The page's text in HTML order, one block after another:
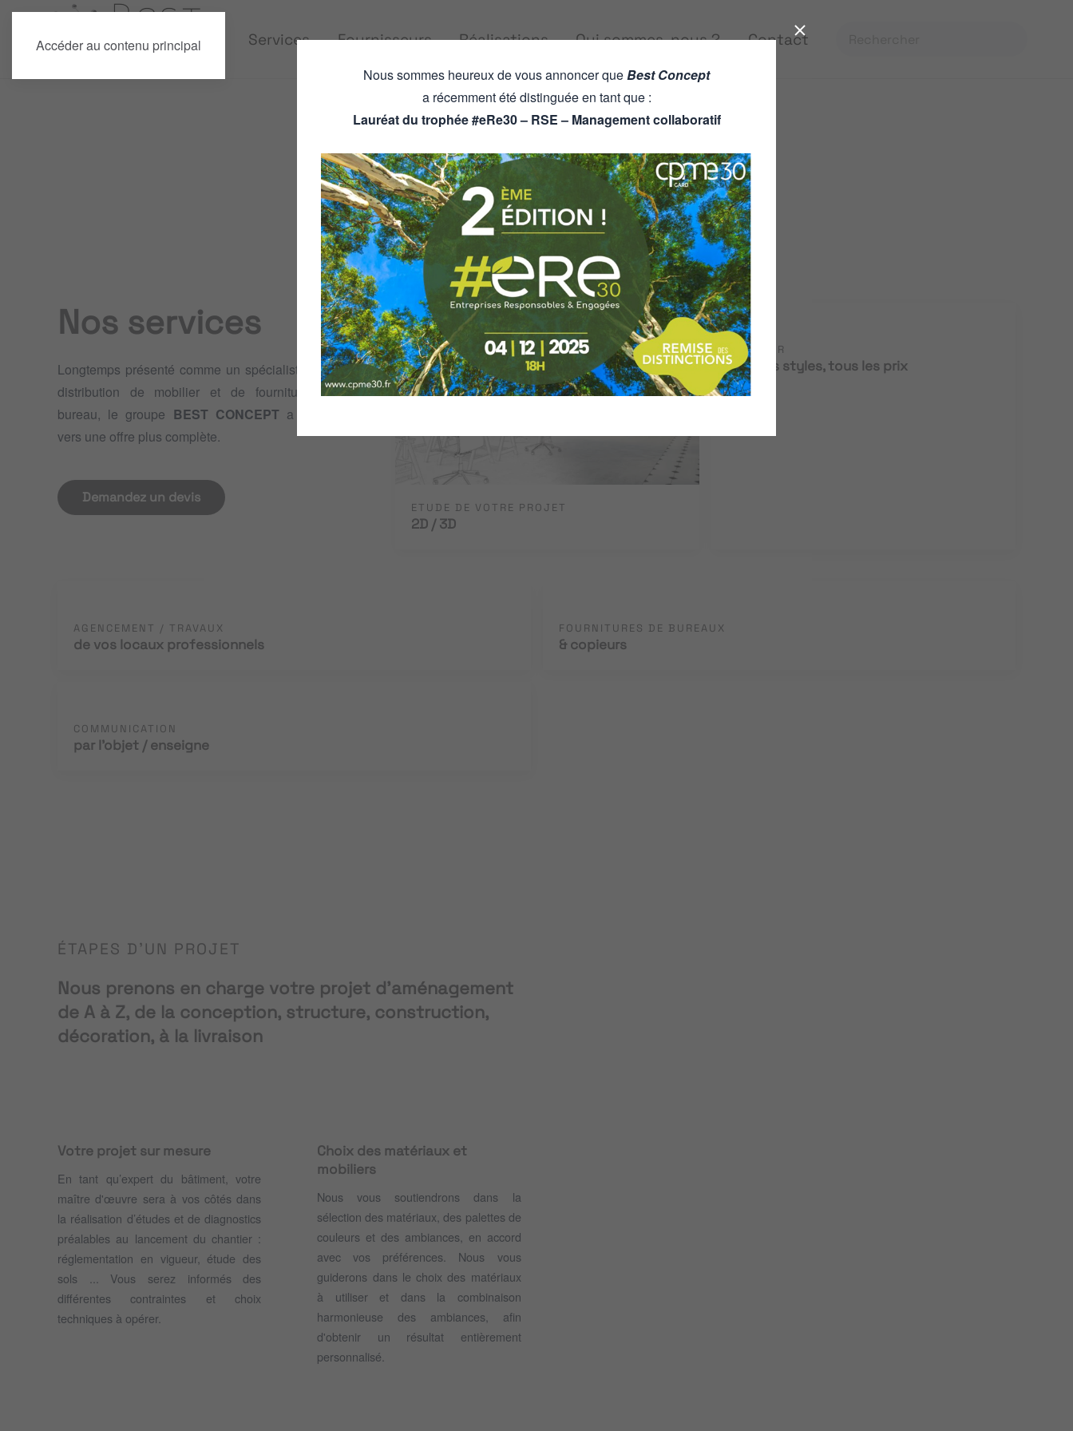
Accéder au contenu principal Services Fournisseurs Réalisations Qui sommes-nous ? Contact
Nos services
Longtemps présenté comme un spécialiste de la
distribution de mobilier et de fournitures de
bureau, le groupe BEST CONCEPTa évolué
vers une offre plus complète.
Demandez un devis
ETUDE DE VOTRE PROJET
2D / 3D
MOBILIER
Tous les styles, tous les prix
AGENCEMENT / TRAVAUX
de vos locaux professionnels
FOURNITURES DE BUREAUX
& copieurs
COMMUNICATION
par l'objet / enseigne
ÉTAPES D'UN PROJET
Nous prenons en charge votre projet d'aménagement
de A à Z, de la conception, structure, construction,
décoration, à la livraison
Votre projet sur mesure
En tant qu’expert du bâtiment, votre
maître d'œuvre sera à vos côtés dans
la réalisation d’études et de diagnostics
préalables au lancement du chantier :
réglementation en vigueur, étude des
sols ... Vous serez informés des
différentes contraintes et choix
techniques à opérer.
Choix des matériaux et
mobiliers
Nous vous soutiendrons dans la
sélection des matériaux, des palettes de
couleurs et des ambiances, en accord
avec vos préférences. Nous vous
guiderons dans le choix des matériaux
à utiliser et dans la combinaison
harmonieuse des ambiances, afin
d'obtenir un résultat entièrement
personnalisé.
Nous sommes heureux de vous annoncer queBest Concept
a récemment été distinguée en tant que :
Lauréat du trophée #eRe30 – RSE – Management collaboratif